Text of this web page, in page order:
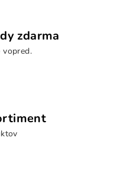
zdarma
vopred.